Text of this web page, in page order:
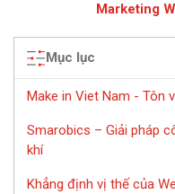
Marketing
Mục lục
Make in Viet Nam - Tôn
Smarobics – Giải pháp
khí
Khẳng định vị thế của